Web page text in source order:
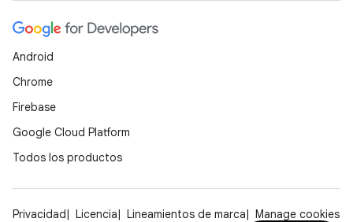
Android
Chrome
Firebase
Google Cloud Platform
Todos los productos
Privacidad Licencia Lineamientos de marca Manage cookies